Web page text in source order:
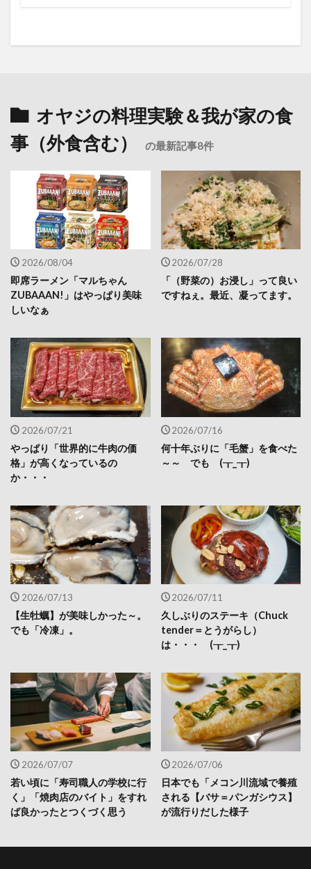
オヤジの料理実験＆我が家の食
事（外食含む）
の最新記事8件
2026/08/04
即席ラーメン「マルちゃん
ZUBAAAN!」はやっぱり美味
しいなぁ
2026/07/28
「（野菜の）お浸し」って良い
ですねぇ。最近、凝ってます。
2026/07/21
やっぱり「世界的に牛肉の価
格」が高くなっているの
か・・・
2026/07/16
何十年ぶりに「毛蟹」を食べた
～～ でも (┰_┰)
2026/07/13
【生牡蠣】が美味しかった～。
でも「冷凍」。
2026/07/11
久しぶりのステーキ（Chuck
tender＝とうがらし）
は・・・ (┰_┰)
2026/07/07
若い頃に「寿司職人の学校に行
く」「焼肉店のバイト」をすれ
ば良かったとつくづく思う
2026/07/06
日本でも「メコン川流域で養殖
される【バサ＝パンガシウス】
が流行りだした様子